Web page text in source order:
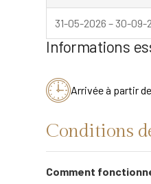
31-05-2026 – 30-09-
Informations
Arrivée à partir
Conditions
Comment